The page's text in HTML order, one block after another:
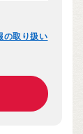
の取り扱い